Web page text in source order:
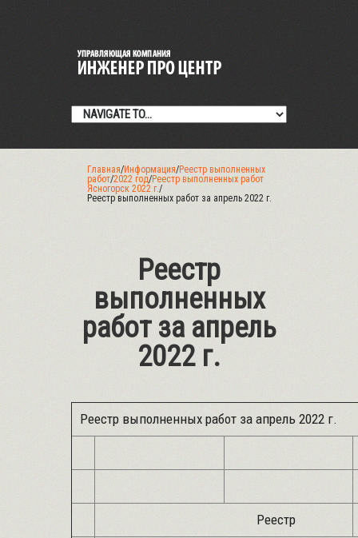
Главная/Информация/Реестр выполненных
работ/2022 год/Реестр выполненных работ
Ясногорск 2022 г./
Реестр выполненных работ за апрель 2022 г.
Реестр
выполненных
работ за апрель
2022 г.
Реестр выполненных работ за апрель 2022 г.
Реестр